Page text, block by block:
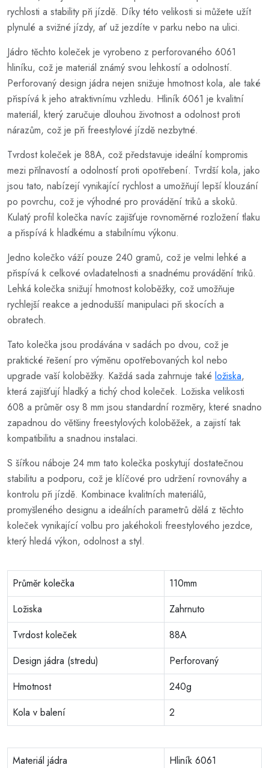
rychlosti a stability při jízdě. Díky této velikosti si můžete užít
plynulé a svižné jízdy, ať už jezdíte v parku nebo na ulici.
Jádro těchto koleček je vyrobeno z perforovaného 6061
hliníku, což je materiál známý svou lehkostí a odolností.
Perforovaný design jádra nejen snižuje hmotnost kola, ale také
přispívá k jeho atraktivnímu vzhledu. Hliník 6061 je kvalitní
materiál, který zaručuje dlouhou životnost a odolnost proti
nárazům, což je při freestylové jízdě nezbytné.
Tvrdost koleček je 88A, což představuje ideální kompromis
mezi přilnavostí a odolností proti opotřebení. Tvrdší kola, jako
jsou tato, nabízejí vynikající rychlost a umožňují lepší klouzání
po povrchu, což je výhodné pro provádění triků a skoků.
Kulatý profil kolečka navíc zajišťuje rovnoměrné rozložení tlaku
a přispívá k hladkému a stabilnímu výkonu.
Jedno kolečko váží pouze 240 gramů, což je velmi lehké a
přispívá k celkové ovladatelnosti a snadnému provádění triků.
Lehká kolečka snižují hmotnost koloběžky, což umožňuje
rychlejší reakce a jednodušší manipulaci při skocích a
obratech.
Tato kolečka jsou prodávána v sadách po dvou, což je
praktické řešení pro výměnu opotřebovaných kol nebo
upgrade vaší koloběžky. Každá sada zahrnuje také ložiska,
která zajišťují hladký a tichý chod koleček. Ložiska velikosti
608 a průměr osy 8 mm jsou standardní rozměry, které snadno
zapadnou do většiny freestylových koloběžek, a zajistí tak
kompatibilitu a snadnou instalaci.
S šířkou náboje 24 mm tato kolečka poskytují dostatečnou
stabilitu a podporu, což je klíčové pro udržení rovnováhy a
kontrolu při jízdě. Kombinace kvalitních materiálů,
promyšleného designu a ideálních parametrů dělá z těchto
koleček vynikající volbu pro jakéhokoli freestylového jezdce,
který hledá výkon, odolnost a styl.
Průměr kolečka
110mm
Ložiska
Zahrnuto
Tvrdost koleček
88A
Design jádra (stredu)
Perforovaný
Hmotnost
240g
Kola v balení
2
Materiál jádra
Hliník 6061